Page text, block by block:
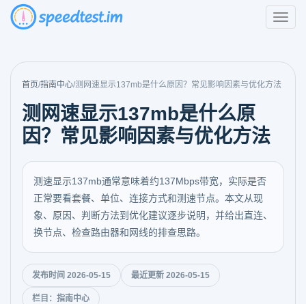
首页/指南中心/测网速显示137mb是什么原因？常见影响因素与优化方法
测网速显示137mb是什么原
因？常见影响因素与优化方法
测速显示137mb通常意味着约137Mbps带宽，实际是否
正常要看套餐、单位、连接方式和测速节点。本文从现
象、原因、判断方法到优化建议逐步说明，并给出直连、
换节点、检查路由器和网线的排查思路。
发布时间 2026-05-15 最近更新 2026-05-15
栏目：指南中心